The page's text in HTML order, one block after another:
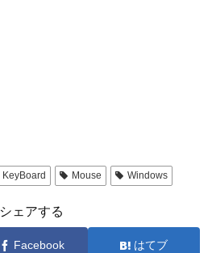
KeyBoard Mouse Windows
シェアする
Facebook はてブ